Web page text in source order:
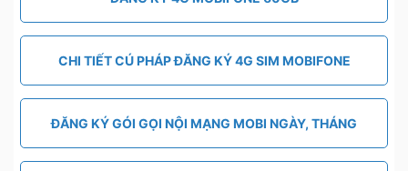
CHI TIẾT CÚ PHÁP ĐĂNG KÝ 4G SIM MOBIFONE
ĐĂNG KÝ GÓI GỌI NỘI MẠNG MOBI NGÀY, THÁNG